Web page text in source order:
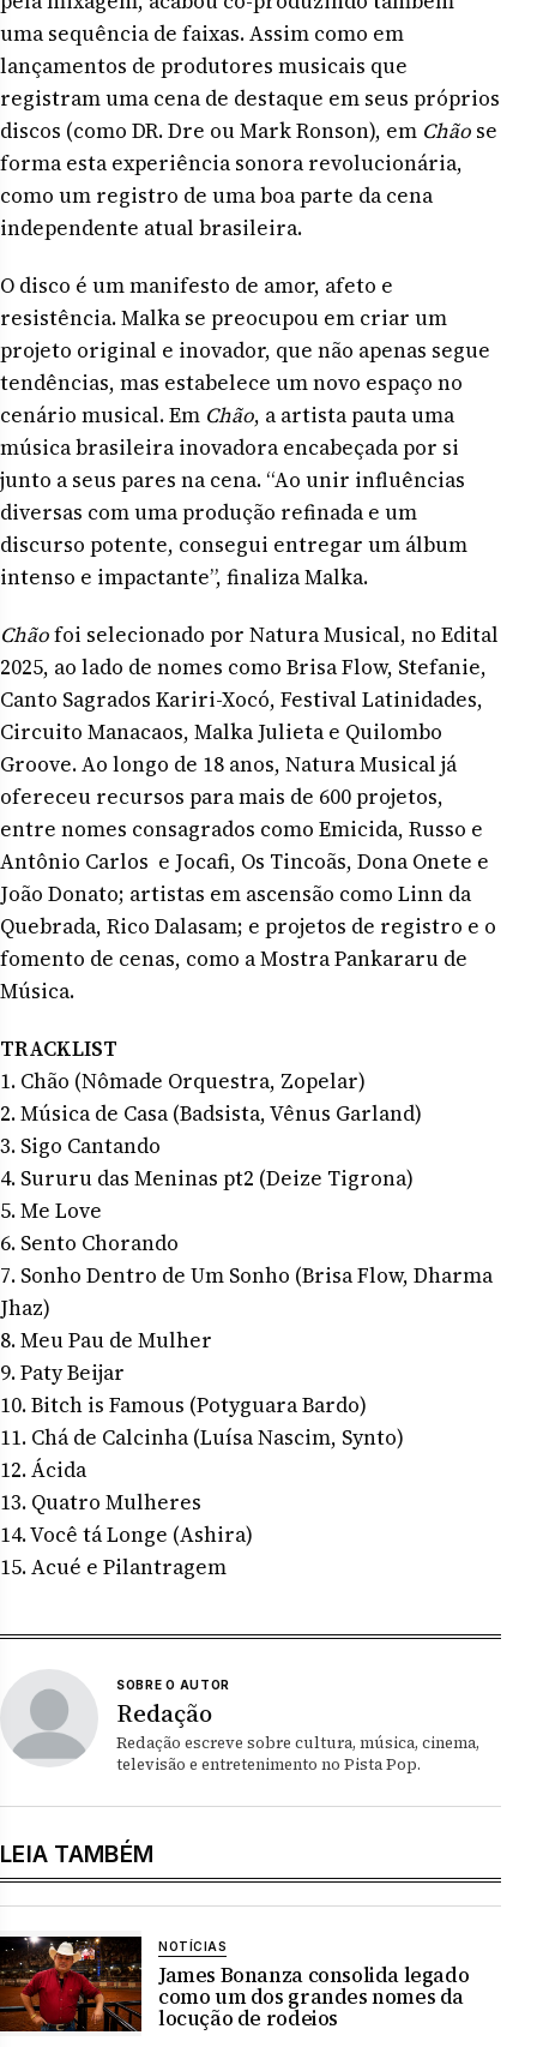
uma sequência de faixas. Assim como em
lançamentos de produtores musicais que
registram uma cena de destaque em seus próprios
discos (como DR. Dre ou Mark Ronson), em Chão se
forma esta experiência sonora revolucionária,
como um registro de uma boa parte da cena
independente atual brasileira.
O disco é um manifesto de amor, afeto e
resistência. Malka se preocupou em criar um
projeto original e inovador, que não apenas segue
tendências, mas estabelece um novo espaço no
cenário musical. Em Chão, a artista pauta uma
música brasileira inovadora encabeçada por si
junto a seus pares na cena. “Ao unir influências
diversas com uma produção refinada e um
discurso potente, consegui entregar um álbum
intenso e impactante”, finaliza Malka.
Chãofoi selecionado por Natura Musical, no Edital
2025, ao lado de nomes como Brisa Flow, Stefanie,
Canto Sagrados Kariri-Xocó, Festival Latinidades,
Circuito Manacaos, Malka Julieta e Quilombo
Groove. Ao longo de 18 anos, Natura Musical já
ofereceu recursos para mais de 600 projetos,
entre nomes consagrados como Emicida, Russo e
Antônio Carlos e Jocafi, Os Tincoãs, Dona Onete e
João Donato; artistas em ascensão como Linn da
Quebrada, Rico Dalasam; e projetos de registro e o
fomento de cenas, como a Mostra Pankararu de
Música.
TRACKLIST
1. Chão (Nômade Orquestra, Zopelar)
2. Música de Casa (Badsista, Vênus Garland)
3. Sigo Cantando
4. Sururu das Meninas pt2 (Deize Tigrona)
5. Me Love
6. Sento Chorando
7. Sonho Dentro de Um Sonho (Brisa Flow, Dharma
Jhaz)
8. Meu Pau de Mulher
9. Paty Beijar
10. Bitch is Famous (Potyguara Bardo)
11. Chá de Calcinha (Luísa Nascim, Synto)
12. Ácida
13. Quatro Mulheres
14. Você tá Longe (Ashira)
15. Acué e Pilantragem
SOBRE O AUTOR
Redação
Redação escreve sobre cultura, música, cinema,
televisão e entretenimento no Pista Pop.
LEIA TAMBÉM
NOTÍCIAS
James Bonanza consolida legado
como um dos grandes nomes da
locução de rodeios